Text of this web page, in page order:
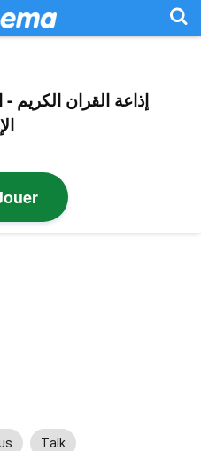
إذاعة القران الكريم
Talk